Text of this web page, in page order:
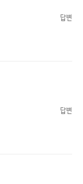
답변
답변